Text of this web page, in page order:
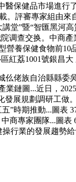
健品市場進行
評審專家組由
堂”暨“智匯黑河
查交换。中商
養保健食物前
紅荔1001號銀昌大
族自治縣縣委
鏈圖...近日，
展規劃調研工
時期推動...圖表
商專家團隊...圖
行業的發展趨勢給